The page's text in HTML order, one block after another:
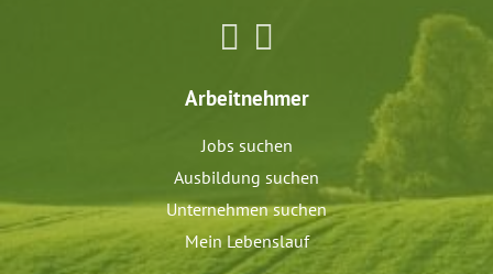
Arbeitnehmer
Jobs suchen
Ausbildung suchen
Unternehmen suchen
Mein Lebenslauf